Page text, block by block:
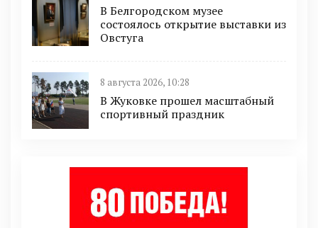
В Белгородском музее
состоялось открытие выставки из
Овстуга
8 августа 2026, 10:28
В Жуковке прошел масштабный
спортивный праздник